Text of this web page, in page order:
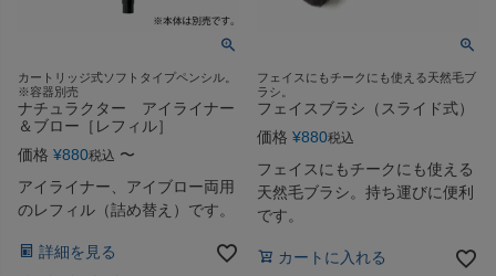
カートリッジ式ソフトタイプペンシル。
※容器別売
ナチュラクター アイライナー
＆ブロー［レフィル］
価格 ¥880税込 〜
アイライナー、アイブロー両用
のレフィル（詰め替え）です。
詳細を見る
フェイスにもチークにも使える天然毛ブ
ラシ。
フェイスブラシ（スライド式）
価格 ¥880税込
フェイスにもチークにも使える
天然毛ブラシ。持ち運びに便利
です。
カートに入れる